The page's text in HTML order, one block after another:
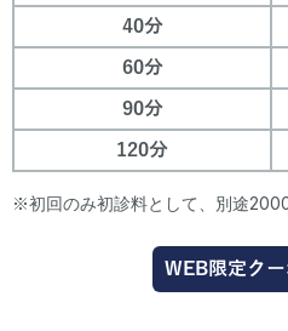
40分
60分
90分
120分
※初回のみ初診料として、別途
WEB限定ク